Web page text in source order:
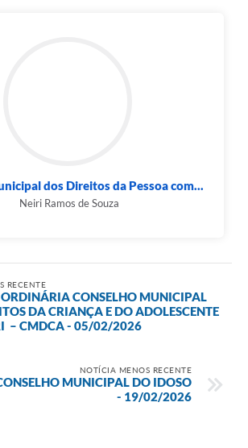
dos Direitos da Pessoa com...
Neiri Ramos de Souza
RECENTE
CONSELHO MUNICIPAL
DA CRIANÇA E DO ADOLESCENTE
– CMDCA - 05/02/2026
NOTÍCIA MENOS RECENTE
MUNICIPAL DO IDOSO
- 19/02/2026